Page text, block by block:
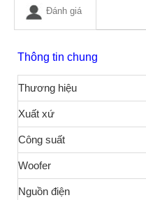
Đánh giá
Thông tin chung
Thương hiệu
Xuất xứ
Công suất
Woofer
Nguồn điện